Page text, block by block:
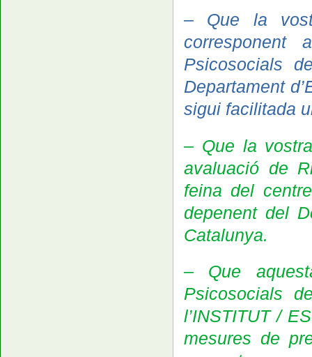
– Que la
corresponent
Psicosocials
Departament
sigui facilitada
– Que la
avaluació de
feina del
depenent del
Catalunya.
– Que
Psicosocials
l’INSTITUT /
mesures de